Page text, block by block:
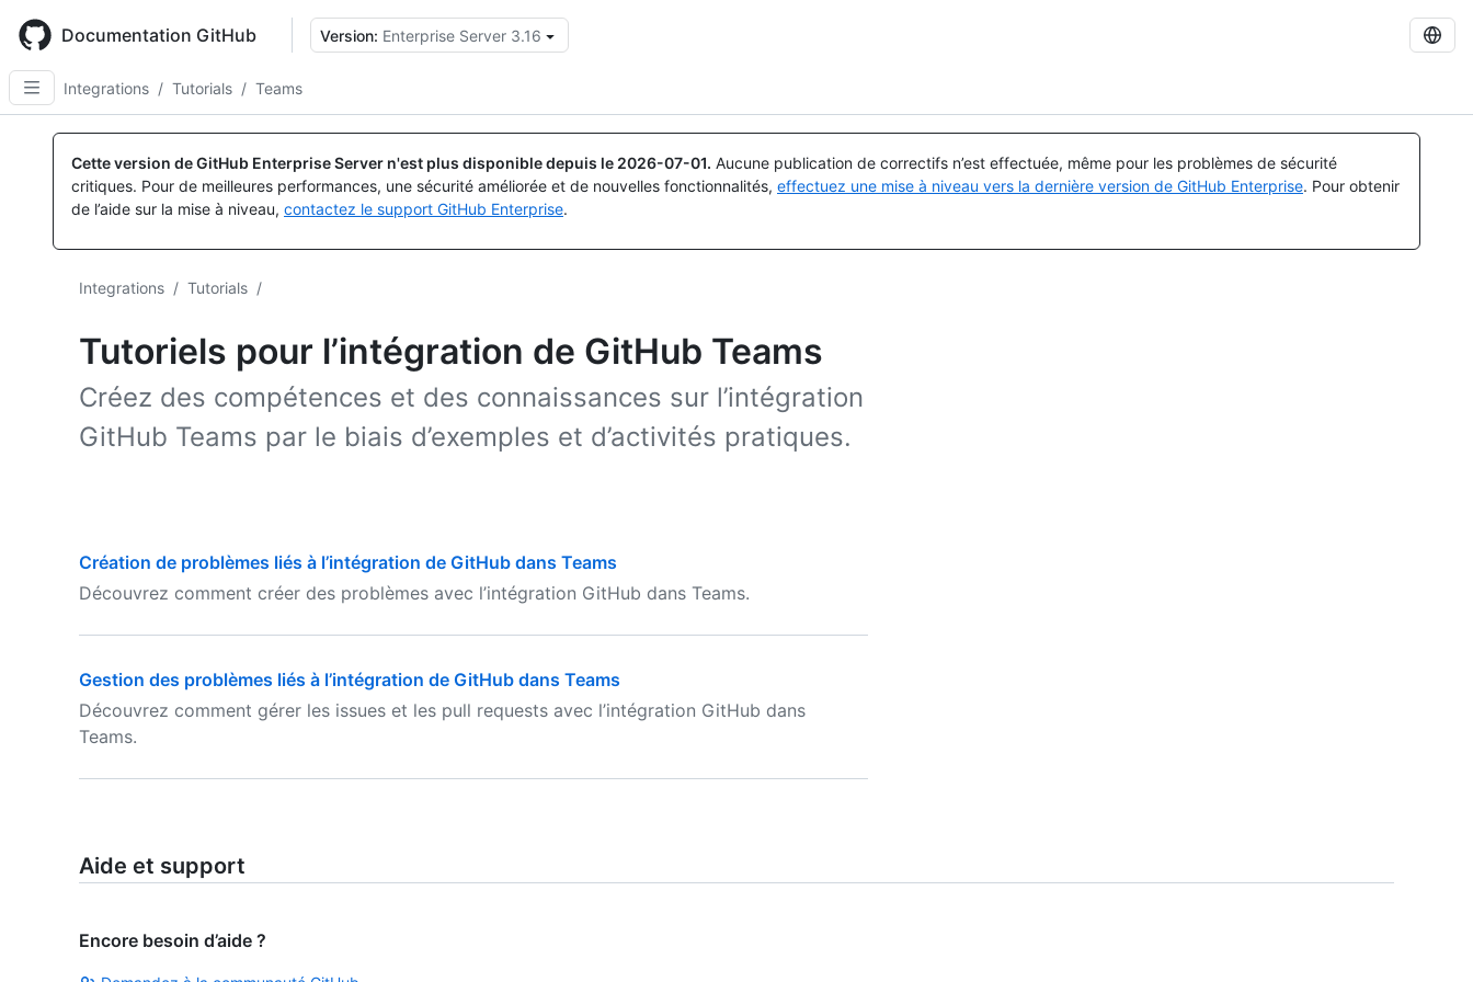
main
content
Documentation GitHub Version: Enterprise Server 3.16
Integrations / Tutorials / Teams
Cette version de GitHub Enterprise Server n'est plus disponible depuis le 2026-07-01. Aucune publication de correctifs n’est effectuée, même pour les problèmes de sécurité
critiques. Pour de meilleures performances, une sécurité améliorée et de nouvelles fonctionnalités, effectuez une mise à niveau vers la dernière version de GitHub Enterprise. Pour obtenir
de l’aide sur la mise à niveau, contactez le support GitHub Enterprise.
Integrations / Tutorials /
Tutoriels pour l’intégration de GitHub Teams
Créez des compétences et des connaissances sur l’intégration
GitHub Teams par le biais d’exemples et d’activités pratiques.
Création de problèmes liés à l’intégration de GitHub dans Teams
Découvrez comment créer des problèmes avec l’intégration GitHub dans Teams.
Gestion des problèmes liés à l’intégration de GitHub dans Teams
Découvrez comment gérer les issues et les pull requests avec l’intégration GitHub dans
Teams.
Aide et support
Encore besoin d’aide ?